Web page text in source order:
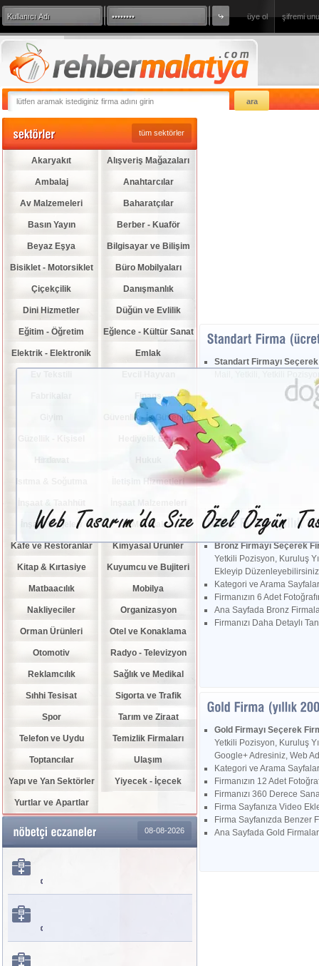
üye ol şifremi
360 Derece Sanal Tur
tüm sektörler
Akaryakıt Alışveriş Mağazaları
Ambalaj Anahtarcılar
Av Malzemeleri Baharatçılar
Basın Yayın Berber - Kuaför
Beyaz Eşya Bilgisayar ve Bilişim
Bisiklet - Motorsiklet Büro Mobilyaları
Çiçekçilik Danışmanlık
Dini Hizmetler Düğün ve Evlilik
Eğitim - Öğretim Eğlence - Kültür Sanat
Elektrik - Elektronik Emlak
Fabrikalar Finans
Giyim Güvenlik - İş Güvenliği
Bakım
Hediyelik Eşya
Hırdavat
İletişim Hizmetleri
İnşaat Projeleri İş Makinaları
Kafe ve Restoranlar Kimyasal Ürünler
Kitap & Kırtasiye Kuyumcu ve Bujiteri
Matbaacılık Mobilya
Nakliyeciler Organizasyon
Orman Ürünleri Otel ve Konaklama
Otomotiv Radyo - Televizyon
Reklamcılık Sağlık ve Medikal
Sıhhi Tesisat Sigorta ve Trafik
Spor Tarım ve Ziraat
Telefon ve Uydu Temizlik Firmaları
Toptancılar Ulaşım
Yapı ve Yan Sektörler Yiyecek - İçecek
Yurtlar ve Apartlar
08-08-2026
Standart Firmayı
Mail, Yetkili, Yetkili
Bronz Firmayı Seçerek
Yetkili Pozisyon, Kuruluş
Ekleyip
Kategori ve Arama
Firmanızın 6 Adet
Ana Sayfada Bronz
Firmanızı Daha Detaylı
Gold Firmayı Seçerek
Yetkili Pozisyon, Kuruluş
Google+ Adresiniz, Web
Kategori ve Arama
Firmanızın 12 Adet
Firmanızı 360 Derece
Firma Sayfanıza Video
Firma Sayfanızda Benzer
Ana Sayfada Gold